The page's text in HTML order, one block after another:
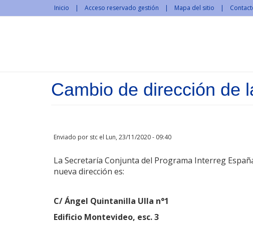
Pasar al contenido principal
Inicio Acceso reservado gestión Mapa del sitio
Cambio de dirección de
Enviado por stc el Lun, 23/11/2020 - 09:40
La Secretaría Conjunta del Programa Interreg
nueva dirección es:
C/ Ángel Quintanilla Ulla n°1
Edificio Montevideo, esc. 3